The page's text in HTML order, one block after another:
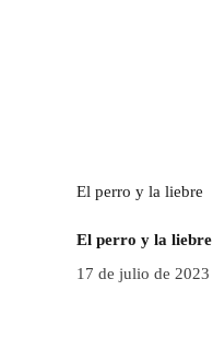
El perro y la liebre
El perro y la liebre
17 de julio de 2023